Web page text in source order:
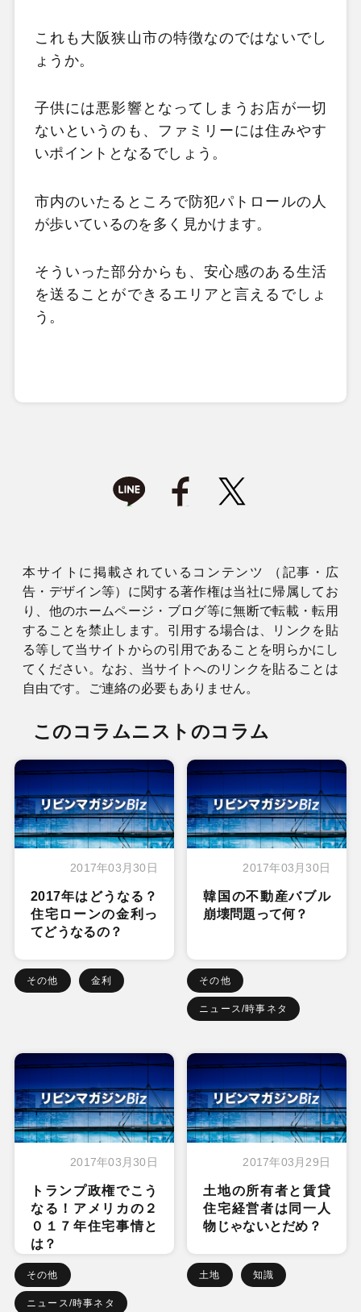
これも大阪狭山市の特徴なのではないでし
ょうか。
子供には悪影響となってしまうお店が一切
ないというのも、ファミリーには住みやす
いポイントとなるでしょう。
市内のいたるところで防犯パトロールの人
が歩いているのを多く見かけます。
そういった部分からも、安心感のある生活
を送ることができるエリアと言えるでしょ
う。
本サイトに掲載されているコンテンツ （記事・広
告・デザイン等）に関する著作権は当社に帰属してお
り、他のホームページ・ブログ等に無断で転載・転用
することを禁止します。引用する場合は、リンクを貼
る等して当サイトからの引用であることを明らかにし
てください。なお、当サイトへのリンクを貼ることは
自由です。ご連絡の必要もありません。
このコラムニストのコラム
2017年03月30日
2017年はどうなる？
住宅ローンの金利っ
てどうなるの？
その他 金利
2017年03月30日
韓国の不動産バブル
崩壊問題って何？
その他
ニュース/時事ネタ
2017年03月30日
トランプ政権でこう
なる！アメリカの２
０１７年住宅事情と
は？
その他
ニュース/時事ネタ
2017年03月29日
土地の所有者と賃貸
住宅経営者は同一人
物じゃないとだめ？
土地 知識